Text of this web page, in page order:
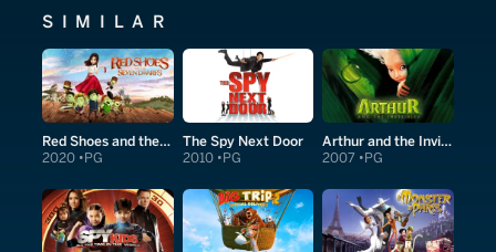
SIMILAR
Red Shoes and the Seven Dwarfs
2020 PG
The Spy Next Door
2010 PG
Arthur and the Invisibles
2007 PG